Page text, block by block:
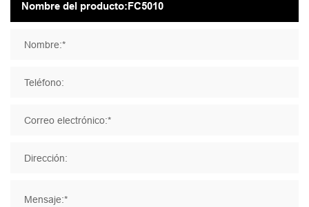
Nombre:*
Teléfono:
Correo electrónico:*
Dirección:
Mensaje:*